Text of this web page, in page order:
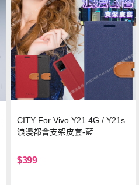
CITY For Vivo Y21 4G / Y21s
浪漫都會支架皮套-藍
$399